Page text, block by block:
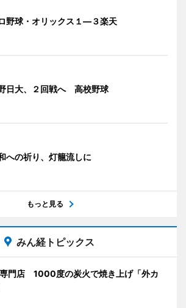
野球・オリックス１―３楽天
日大、２回戦へ 高校野球
への祈り、灯籠流しに
もっと見る
みん経トピックス
門店 1000度の炭火で焼き上げ「外カ